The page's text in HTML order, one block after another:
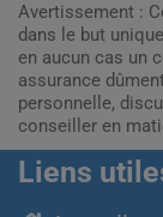
Avertissement :
dans le but
en aucun cas un
assurance
personnelle,
conseiller en
Liens